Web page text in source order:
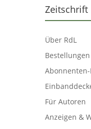
Zeitschrift
Über RdL
Bestellungen
Abonnenten-
Für Autoren
Anzeigen &